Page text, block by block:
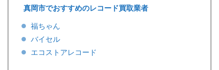
真岡市でおすすめのレコード買取業者
福ちゃん
バイセル
エコストアレコード